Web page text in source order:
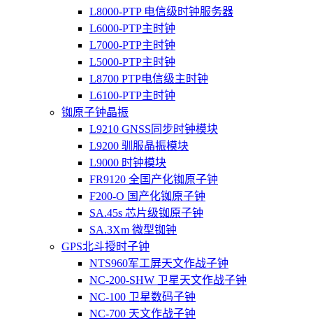
L8000-PTP 电信级时钟服务器
L6000-PTP主时钟
L7000-PTP主时钟
L5000-PTP主时钟
L8700 PTP电信级主时钟
L6100-PTP主时钟
铷原子钟晶振
L9210 GNSS同步时钟模块
L9200 驯服晶振模块
L9000 时钟模块
FR9120 全国产化铷原子钟
F200-O 国产化铷原子钟
SA.45s 芯片级铷原子钟
SA.3Xm 微型铷钟
GPS北斗授时子钟
NTS960军工屏天文作战子钟
NC-200-SHW 卫星天文作战子钟
NC-100 卫星数码子钟
NC-700 天文作战子钟